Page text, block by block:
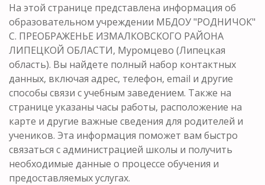
На этой странице представлена информация об
образовательном учреждении МБДОУ "РОДНИЧОК"
С. ПРЕОБРАЖЕНЬЕ ИЗМАЛКОВСКОГО РАЙОНА
ЛИПЕЦКОЙ ОБЛАСТИ, Муромцево (Липецкая
область). Вы найдете полный набор контактных
данных, включая адрес, телефон, email и другие
способы связи с учебным заведением. Также на
странице указаны часы работы, расположение на
карте и другие важные сведения для родителей и
учеников. Эта информация поможет вам быстро
связаться с администрацией школы и получить
необходимые данные о процессе обучения и
предоставляемых услугах.